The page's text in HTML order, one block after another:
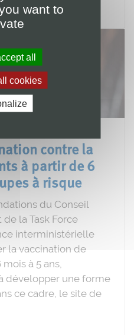
contre la
à partir de 6
à risque
du Conseil
la Task Force
interministérielle
la vaccination de
à 5 ans,
développer une forme
ce cadre, le site de
want to
all
cookies